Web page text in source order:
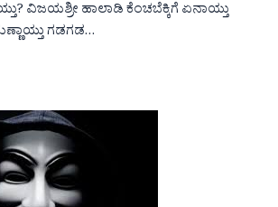
ವಿಜಯಶ್ರೀ ಹಾಲಾಡಿ ಕೆಂಚಬೆಕ್ಕಿಗೆ ಏನಾಯ್ತು
ಗಡಗಡ…